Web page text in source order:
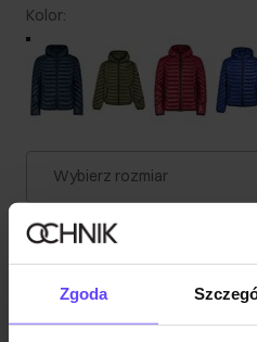
Zgoda
Kolor:
Wybierz rozmiar
Wysyłka w 1 dzień roboczy
Opis produktu